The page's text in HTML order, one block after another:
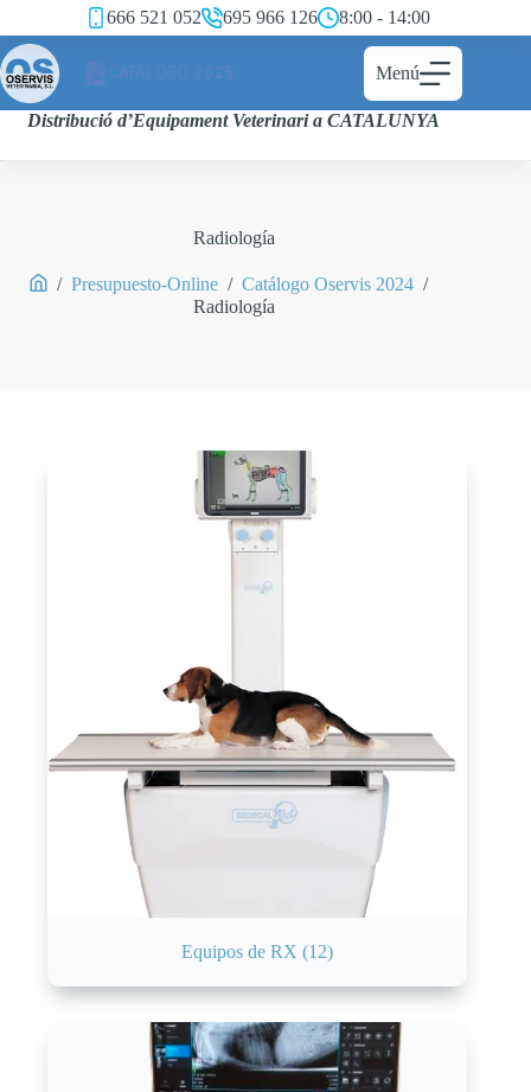
666 521 052 695 966 126 8:00 - 14:00
CATÁLOGO 2025 Menú
Distribució d’Equipament Veterinari a CATALUNYA
Radiología
/ Presupuesto-Online / Catálogo Oservis 2024 /
Radiología
Equipos de RX(12)